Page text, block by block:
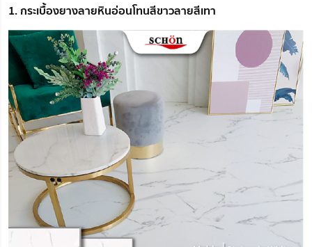
1. กระเบื้องยางลายหินอ่อนโทนสีขาวลายสีเทา